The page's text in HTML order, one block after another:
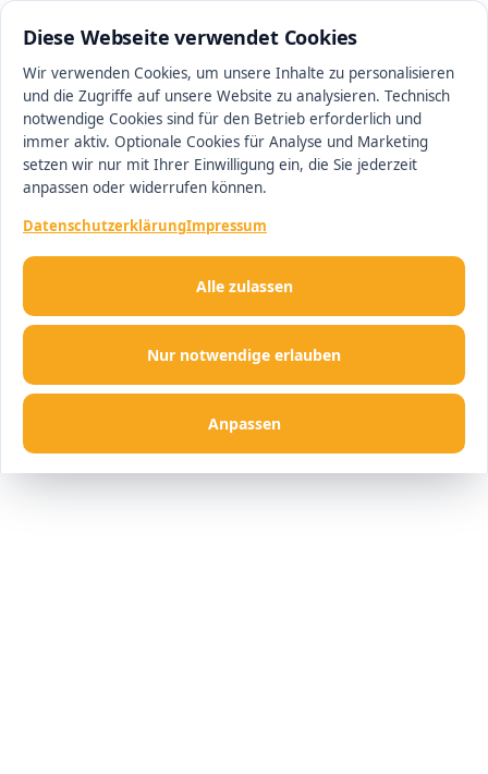
Diese Webseite verwendet Cookies
Wir verwenden Cookies, um unsere Inhalte zu personalisieren
und die Zugriffe auf unsere Website zu analysieren. Technisch
notwendige Cookies sind für den Betrieb erforderlich und
immer aktiv. Optionale Cookies für Analyse und Marketing
setzen wir nur mit Ihrer Einwilligung ein, die Sie jederzeit
anpassen oder widerrufen können.
DatenschutzerklärungImpressum
Nur notwendige erlauben
Anpassen
Alle zulassen